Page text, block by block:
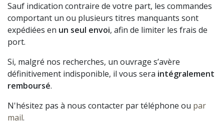
Sauf indication contraire de votre part, les commandes
comportant un ou plusieurs titres manquants sont
expédiées en un seul envoi, afin de limiter les frais de
port.
Si, malgré nos recherches, un ouvrage s’avère
définitivement indisponible, il vous sera intégralement
remboursé.
N'hésitez pas à nous contacter par téléphone ou par
mail.